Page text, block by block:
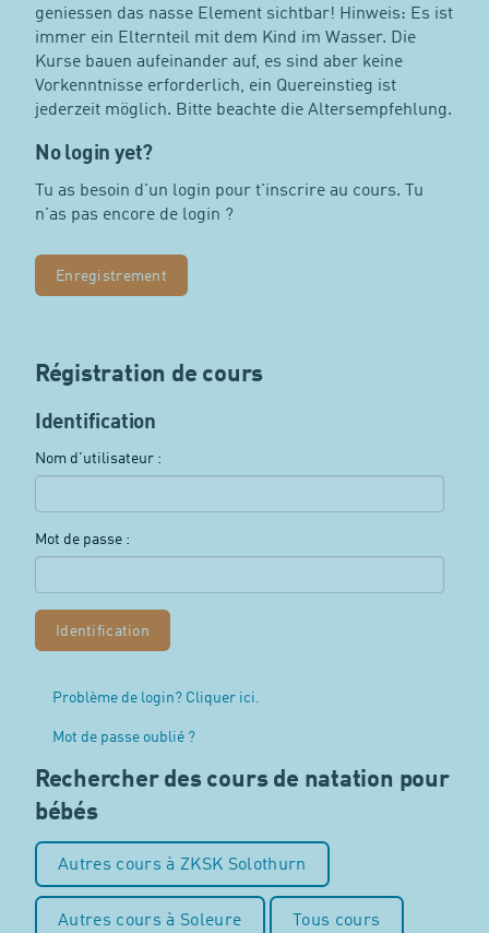
geniessen das nasse Element sichtbar! Hinweis: Es ist
immer ein Elternteil mit dem Kind im Wasser. Die
Kurse bauen aufeinander auf, es sind aber keine
Vorkenntnisse erforderlich, ein Quereinstieg ist
jederzeit möglich. Bitte beachte die Altersempfehlung.
No login yet?
Tu as besoin d'un login pour t'inscrire au cours. Tu
n'as pas encore de login ?
Enregistrement
Régistration de cours
Identification
Nom d'utilisateur :
Mot de passe :
Problème de login? Cliquer ici.
Mot de passe oublié ?
Rechercher des cours de natation pour
bébés
Autres cours à ZKSK Solothurn
Autres cours à Soleure Tous cours